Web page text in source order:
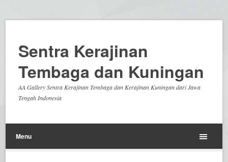
Sentra Kerajinan
Tembaga dan Kuningan
AA Gallery Sentra Kerajinan Tembaga dan Kerajinan Kuningan dari Jawa
Tengah Indonesia
Menu